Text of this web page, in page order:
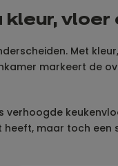
vloer
Met
markeert de
verhoogde
maar toch een